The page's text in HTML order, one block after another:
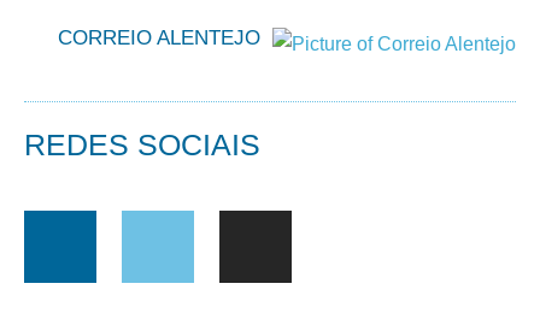
CORREIO ALENTEJO
REDES SOCIAIS